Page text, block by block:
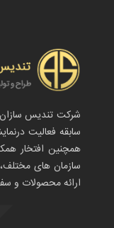
شرکت تندیس سازان
سابقه فعالیت
همچنین افتخار
سازمان های
ارائه محصولات و